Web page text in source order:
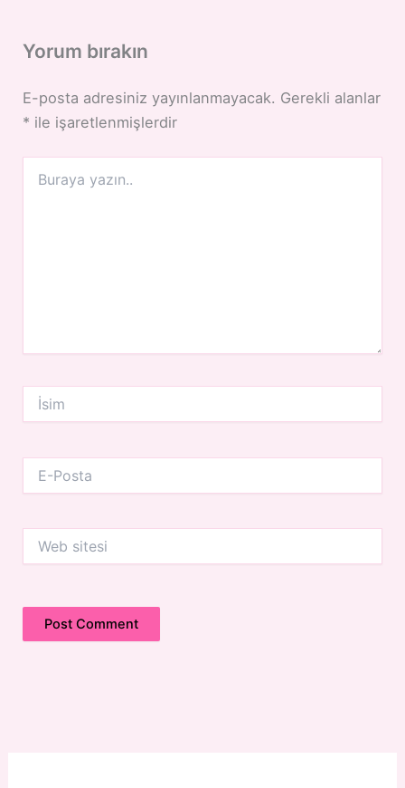
Yorum bırakın
E-posta adresiniz yayınlanmayacak. Gerekli alanlar
* ile işaretlenmişlerdir
yazın..
İsim
Posta
sitesi